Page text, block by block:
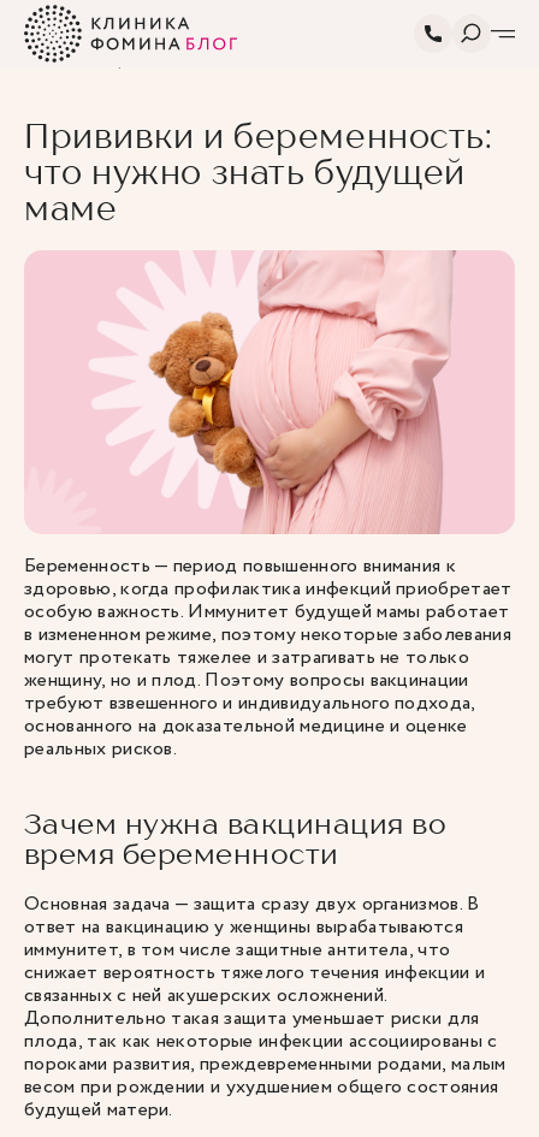
Главная Блог Статьи про
беременность и
Прививки и беременность: что
нужно знать будущей маме
Прививки и беременность:
что нужно знать будущей
маме
Беременность — период повышенного внимания к
здоровью, когда профилактика инфекций приобретает
особую важность. Иммунитет будущей мамы работает
в измененном режиме, поэтому некоторые заболевания
могут протекать тяжелее и затрагивать не только
женщину, но и плод. Поэтому вопросы вакцинации
требуют взвешенного и индивидуального подхода,
основанного на доказательной медицине и оценке
реальных рисков.
Зачем нужна вакцинация во
время беременности
Основная задача — защита сразу двух организмов. В
ответ на вакцинацию у женщины вырабатываются
иммунитет, в том числе защитные антитела, что
снижает вероятность тяжелого течения инфекции и
связанных с ней акушерских осложнений.
Дополнительно такая защита уменьшает риски для
плода, так как некоторые инфекции ассоциированы с
пороками развития, преждевременными родами, малым
весом при рождении и ухудшением общего состояния
будущей матери.